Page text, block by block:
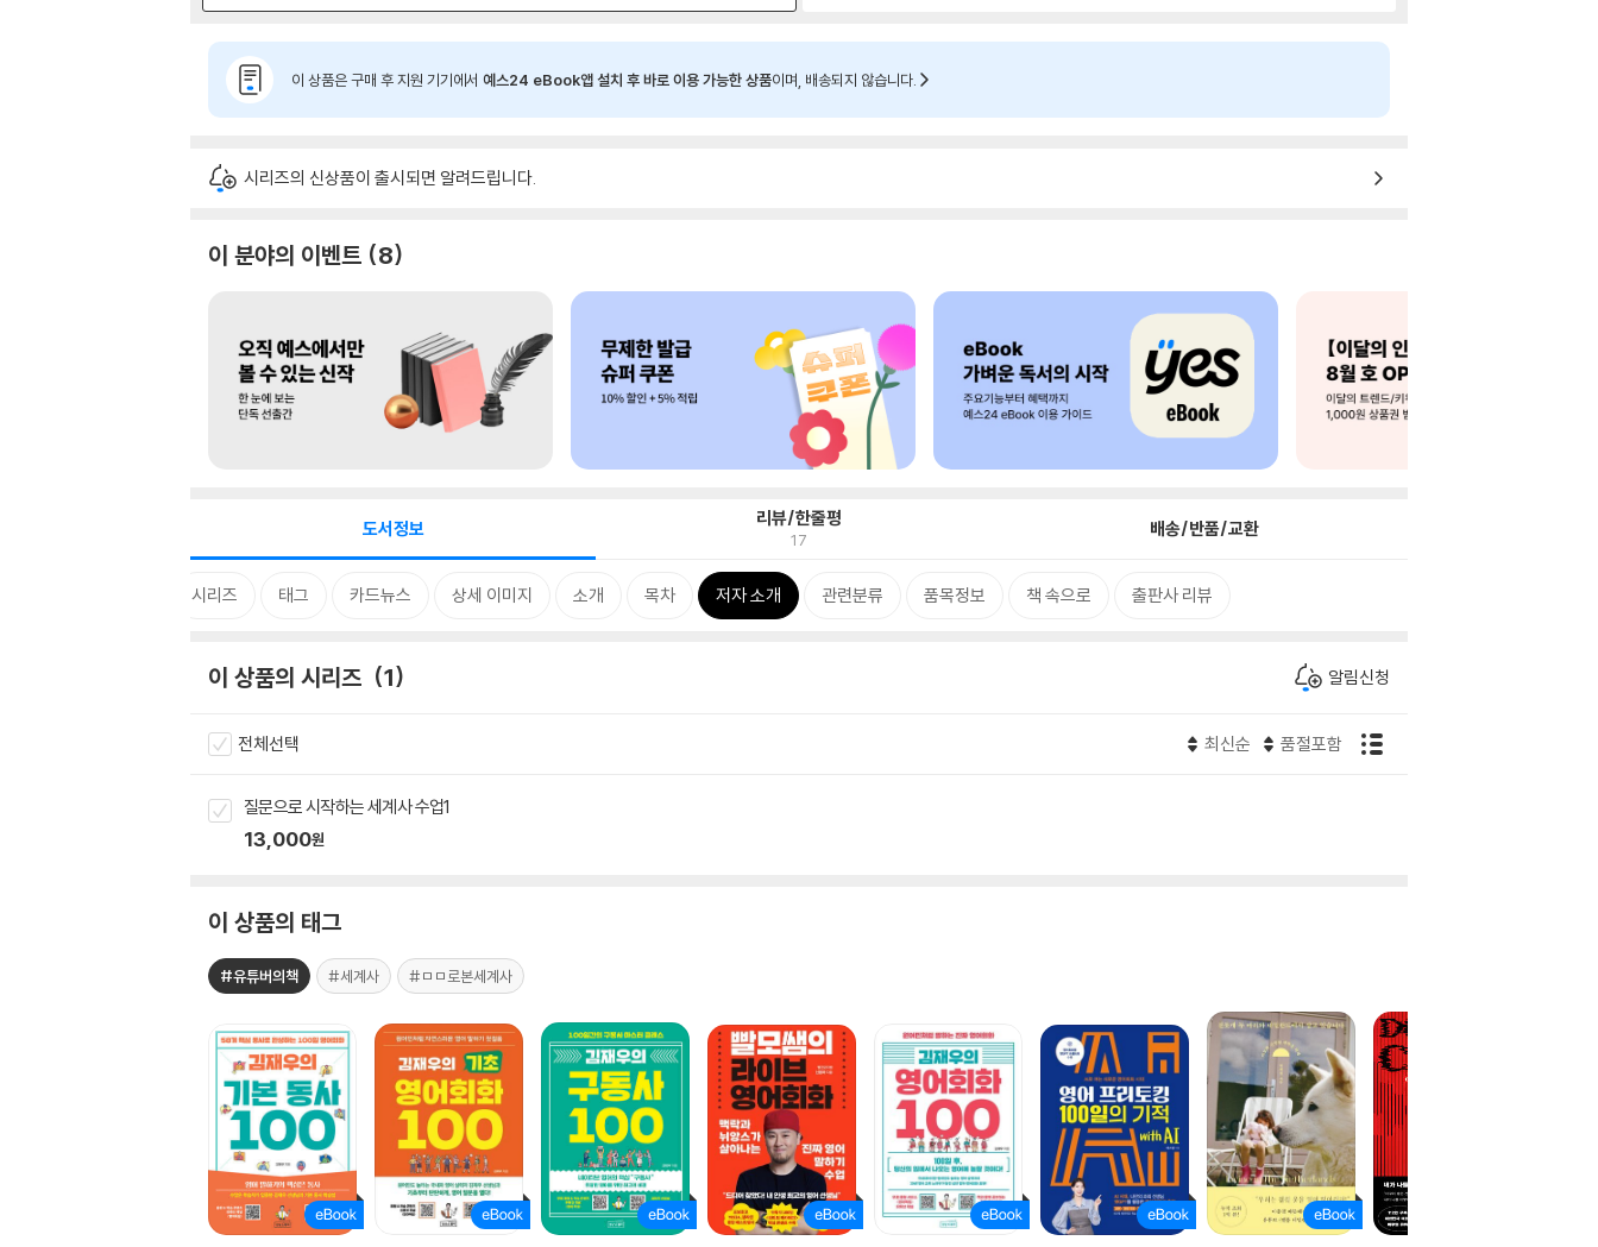
이 상품은 구매 후 지원 기기에서 예스24 eBook앱 설치 후 바로 이용 가능한 상품이며, 배송되지 않습니다.
시리즈의 신상품이 출시되면 알려드립니다.
이 분야의 이벤트 8
도서정보 리뷰/한줄평
17 배송/반품/교환
시리즈 태그 카드뉴스 상세 이미지 소개 목차 저자 소개 관련분류 품목정보 책 속으로 출판사 리뷰
이 상품의 시리즈 1 알림신청
전체선택 최신순 품절포함
질문으로 시작하는 세계사 수업1
13,000원
이 상품의 태그
#유튜버의책 #세계사 #ㅁㅁ로본세계사